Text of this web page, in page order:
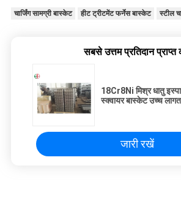
चार्जिंग सामग्री बास्केट हीट ट्रीटमेंट फर्नेस बास्केट स्टील
सबसे उत्तम प्रतिदान प्राप्त
18Cr8Ni मिश्र धातु
स्क्वायर बास्केट उच्च
जारी रखें